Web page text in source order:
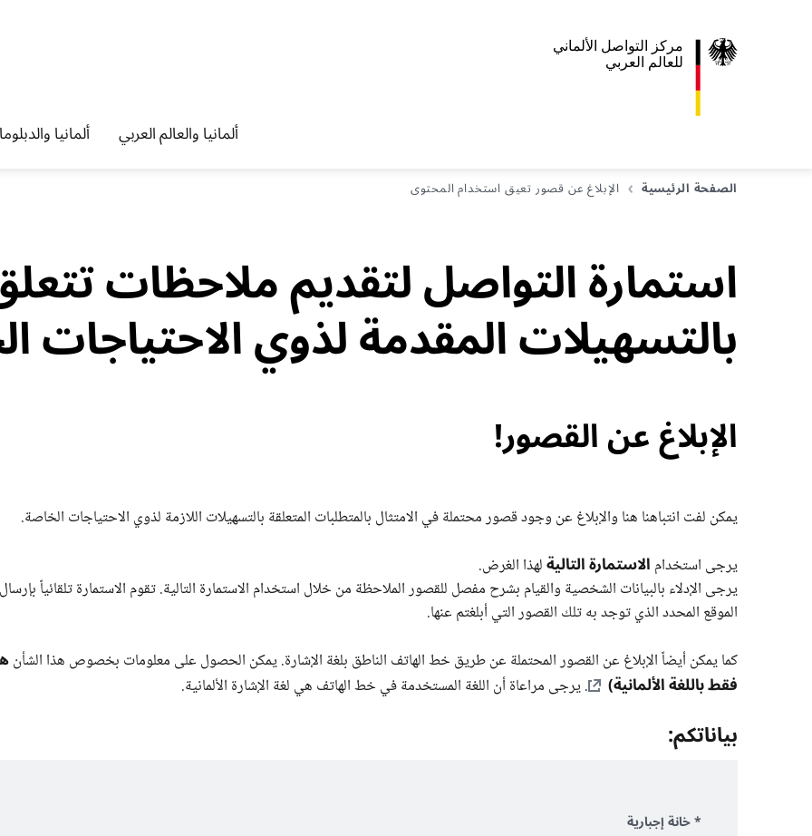
مركز التواصل الألماني
للعالم العربي
ألمانيا والعالم العربي ألمانيا
الصفحة الرئيسية الإبلاغ عن قصور تعيق استخدام المحتوى
استمارة التواصل لتقديم ملاحظات
بالتسهيلات المقدمة لذوي الاحتياجات
الإبلاغ عن القصور!
يمكن لفت انتباهنا هنا والإبلاغ عن وجود قصور محتملة في الامتثال بالمتطلبات المتعلقة بالتسهيلات اللازمة لذوي الاحتياجات الخاصة.
يرجى استخدام الاستمارة التاليةلهذا الغرض.
يرجى الإدلاء بالبيانات الشخصية والقيام بشرح مفصل للقصور الملاحظة من خلال استخدام الاستمارة التالية. تقوم الاستمارة تلقائياً
الموقع المحدد الذي توجد به تلك القصور التي أبلغتم عنها.
كما يمكن أيضاً الإبلاغ عن القصور المحتملة عن طريق خط الهاتف الناطق بلغة الإشارة. يمكن الحصول على معلومات بخصوص هذا الشأن
فقط باللغة الألمانية) . يرجى مراعاة أن اللغة المستخدمة في خط الهاتف هي لغة الإشارة الألمانية.
بياناتكم:
* خانة إجبارية